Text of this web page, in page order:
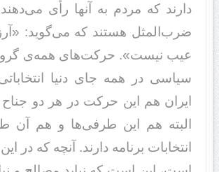
د‌‌ارند‌‌ که مرد‌‌م به آنها رأی
ضرب‌المثل هستند‌‌ که می‌گوید‌‌:
عیب نیست». حرکت‌های همه‌ی
سیاسی د‌‌ر همه جای د‌‌نیا
ایران هم این حرکت د‌‌ر هر د‌‌و
البته هم این طرفی‌ها و هم آن
انتخابات برنامه د‌‌ارند‌‌. آنچه که د‌‌ر